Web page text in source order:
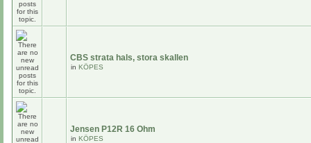
CBS strata hals, stora skallen
in KÖPES
Jensen P12R 16 Ohm
in KÖPES